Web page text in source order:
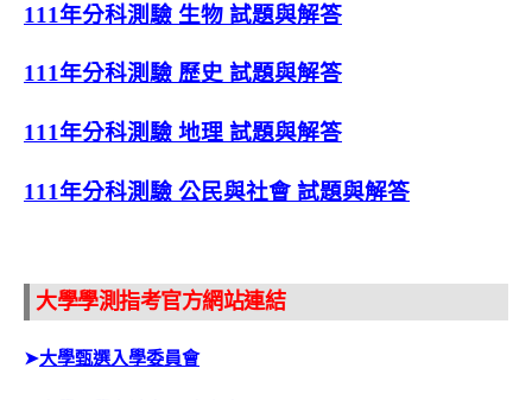
111年分科測驗 生物 試題與解答
111年分科測驗 歷史 試題與解答
111年分科測驗 地理 試題與解答
111年分科測驗 公民與社會 試題與解答
大學學測指考官方網站連結
➤大學甄選入學委員會